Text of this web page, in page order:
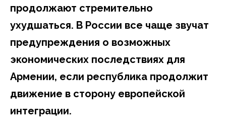
продолжают стремительно
ухудшаться. В России все чаще звучат
предупреждения о возможных
экономических последствиях для
Армении, если республика продолжит
движение в сторону европейской
интеграции.